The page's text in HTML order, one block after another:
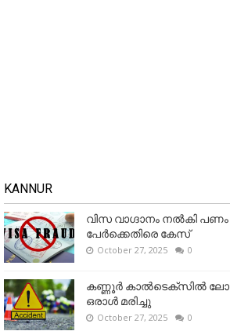
KANNUR
വിസ വാഗ്ദാനം നൽകി പണം
പേർക്കെതിരെ കേസ്
October 27, 2025 0
കണ്ണൂര്‍ കാല്‍ടെക്‌സില്‍
ഒരാള്‍ മരിച്ചു
October 27, 2025 0